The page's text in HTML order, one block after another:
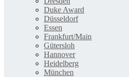
Duke Award
Düsseldorf
Essen
Frankfurt/Main
Gütersloh
Hannover
Heidelberg
München